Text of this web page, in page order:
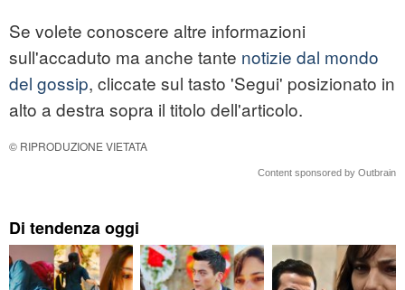
Se volete conoscere altre informazioni
sull'accaduto ma anche tante notizie dal mondo
del gossip, cliccate sul tasto 'Segui' posizionato in
alto a destra sopra il titolo dell'articolo.
© RIPRODUZIONE VIETATA
Content sponsored by Outbrain
Di tendenza oggi